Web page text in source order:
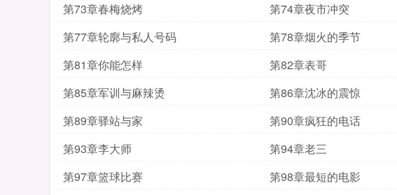
第73章春梅烧烤
第74章夜市冲突
第77章轮廓与私人号码
第78章烟火的季节
第81章你能怎样
第82章表哥
第85章军训与麻辣烫
第86章沈冰的震惊
第89章驿站与家
第90章疯狂的电话
第93章李大师
第94章老三
第97章篮球比赛
第98章最短的电影